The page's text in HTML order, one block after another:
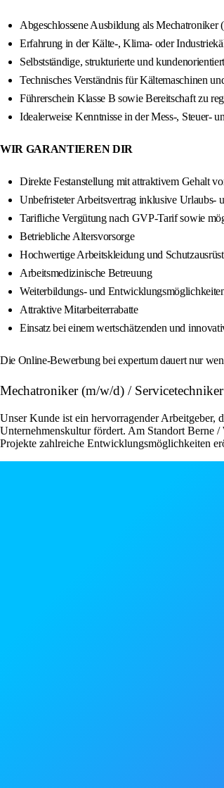
Abgeschlossene Ausbildung als
Erfahrung in der Kälte-, Klima- oder
Selbstständige, strukturierte und
Technisches Verständnis für Kältemaschinen
Führerschein Klasse B sowie Bereitschaft zu
Idealerweise Kenntnisse in der Mess-, Steuer-
WIR GARANTIEREN DIR
Direkte Festanstellung mit attraktivem Gehalt
Unbefristeter Arbeitsvertrag inklusive Urlaubs-
Tarifliche Vergütung nach GVP-Tarif sowie
Betriebliche Altersvorsorge
Hochwertige Arbeitskleidung und
Arbeitsmedizinische Betreuung
Weiterbildungs- und
Attraktive Mitarbeiterrabatte
Einsatz bei einem wertschätzenden und
Die Online-Bewerbung bei expertum dauert nur
Mechatroniker (m/w/d) /
Unser Kunde ist ein hervorragender Arbeitgeber,
Unternehmenskultur fördert. Am Standort Berne
Projekte zahlreiche Entwicklungsmöglichkeiten